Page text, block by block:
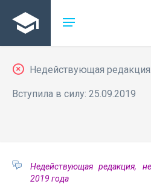
Недействующая
Вступила в силу: 25.09.2019
Недействующая редакция,
2019 года